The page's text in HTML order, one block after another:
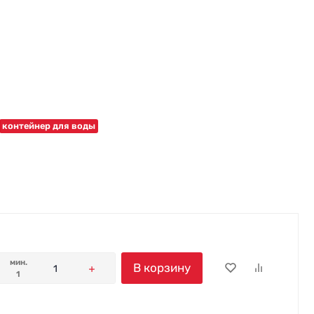
контейнер для воды
мин.
1
В корзину